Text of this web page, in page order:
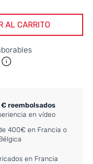
AL CARRITO
reembolsados
en vídeo
400€ en Francia o
en Francia